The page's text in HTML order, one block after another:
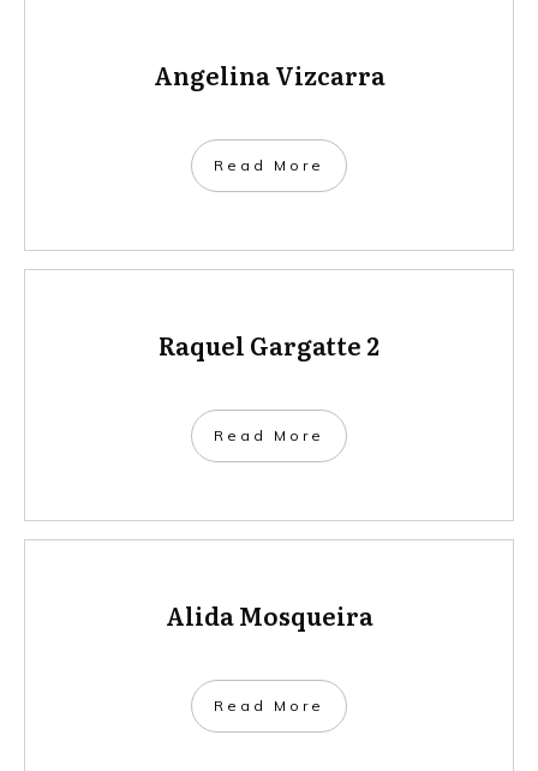
Angelina Vizcarra
​Read More
Raquel Gargatte 2
​Read More
Alida Mosqueira
​Read More